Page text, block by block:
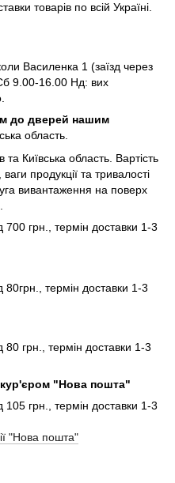
товарів по всій Україні.
Василенка 1 (заїзд через
9.00-16.00 Нд: вих
до дверей нашим
область.
Київська область. Вартість
продукції та тривалості
вивантаження на поверх
700 грн., термін доставки 1-3
80грн., термін доставки 1-3
80 грн., термін доставки 1-3
"Нова пошта"
105 грн., термін доставки 1-3
"Нова пошта"